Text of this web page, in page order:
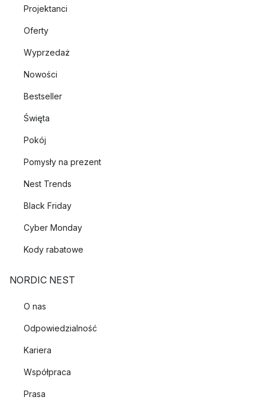
Projektanci
Oferty
Wyprzedaż
Nowości
Bestseller
Święta
Pokój
Pomysły na prezent
Nest Trends
Black Friday
Cyber Monday
Kody rabatowe
NORDIC NEST
O nas
Odpowiedzialność
Kariera
Współpraca
Prasa